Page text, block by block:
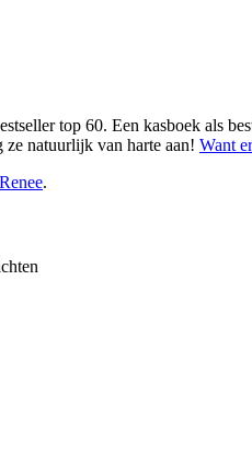
top 60. Een kasboek als
natuurlijk van harte aan! Want
.